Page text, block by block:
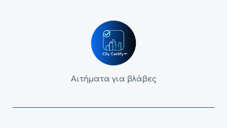
Αιτήματα για βλάβες